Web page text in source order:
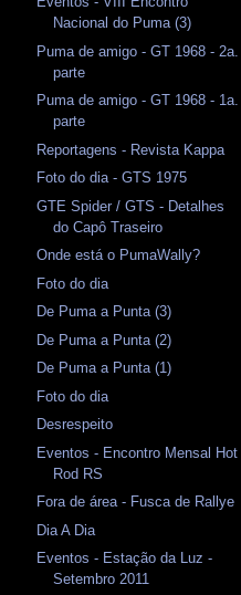
Nacional do Puma (3)
Puma de amigo - GT 1968 - 2a.
parte
Puma de amigo - GT 1968 - 1a.
parte
Reportagens - Revista Kappa
Foto do dia - GTS 1975
GTE Spider / GTS - Detalhes
do Capô Traseiro
Onde está o PumaWally?
Foto do dia
De Puma a Punta (3)
De Puma a Punta (2)
De Puma a Punta (1)
Foto do dia
Desrespeito
Eventos - Encontro Mensal Hot
Rod RS
Fora de área - Fusca de Rallye
Dia A Dia
Eventos - Estação da Luz -
Setembro 2011